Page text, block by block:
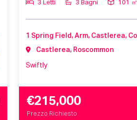
3 Letti 3 Bagni 101 ㎡
Castlerea, Roscommon
Swiftly
€215,000
Prezzo Richiesto